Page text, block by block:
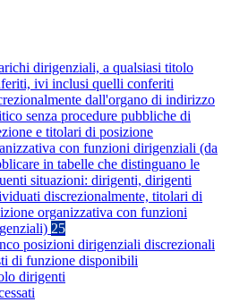
dirigenziali, a qualsiasi titolo
ivi inclusi quelli conferiti
dall'organo di indirizzo
senza procedure pubbliche di
e titolari di posizione
con funzioni dirigenziali (da
in tabelle che distinguano le
situazioni: dirigenti, dirigenti
discrezionalmente, titolari di
organizzativa con funzioni
25
posizioni dirigenziali discrezionali
di funzione disponibili
dirigenti